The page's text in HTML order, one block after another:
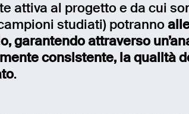
attiva al progetto e da cui
studiati) potranno
garantendo attraverso
consistente, la qualità
.